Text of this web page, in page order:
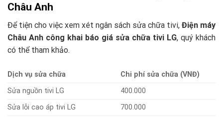
Châu Anh
Để tiện cho việc xem xét ngân sách sửa chữa tivi, Điện máy
Châu Anh công khai báo giá sửa chữa tivi LG, quý khách
có thể tham khảo.
Dịch vụ sửa chữa
Chi phí sửa chữa (VNĐ)
Sửa nguồn tivi LG
400.000
Sửa lỗi cao áp tivi LG
700.000